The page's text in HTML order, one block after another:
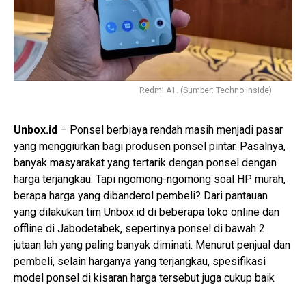
Redmi A1. (Sumber: Techno Inside)
Unbox.id – Ponsel berbiaya rendah masih menjadi pasar
yang menggiurkan bagi produsen ponsel pintar. Pasalnya,
banyak masyarakat yang tertarik dengan ponsel dengan
harga terjangkau. Tapi ngomong-ngomong soal HP murah,
berapa harga yang dibanderol pembeli? Dari pantauan
yang dilakukan tim Unbox.id di beberapa toko online dan
offline di Jabodetabek, sepertinya ponsel di bawah 2
jutaan lah yang paling banyak diminati. Menurut penjual dan
pembeli, selain harganya yang terjangkau, spesifikasi
model ponsel di kisaran harga tersebut juga cukup baik